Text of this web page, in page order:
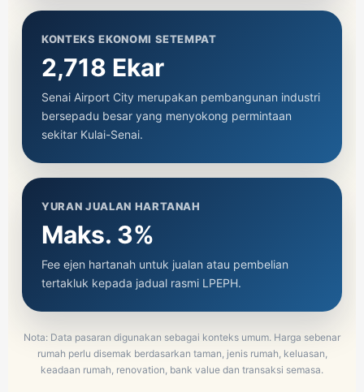
KONTEKS EKONOMI SETEMPAT
2,718 Ekar
Senai Airport City merupakan pembangunan industri
bersepadu besar yang menyokong permintaan
sekitar Kulai-Senai.
YURAN JUALAN HARTANAH
Maks. 3%
Fee ejen hartanah untuk jualan atau pembelian
tertakluk kepada jadual rasmi LPEPH.
Nota: Data pasaran digunakan sebagai konteks umum. Harga sebenar
rumah perlu disemak berdasarkan taman, jenis rumah, keluasan,
keadaan rumah, renovation, bank value dan transaksi semasa.